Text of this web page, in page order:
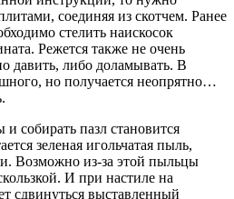
соединяя из скотчем. Ранее
стелить наискосок
Режется также не очень
давить, либо доламывать. В
но получается неопрятно…
собирать пазл становится
зеленая игольчатая пыль,
Возможно из-за этой пыльцы
И при настиле на
сдвинуться выставленный